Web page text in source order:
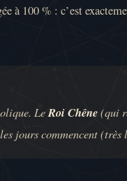
à 100 % : c’est
LeRoi Chêne(qui
jours commencent